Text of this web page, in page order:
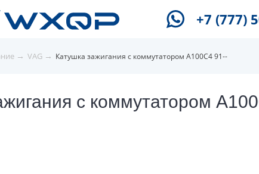
+7 (777)
→ VAG → Катушка зажигания с коммутатором A100C4 91--
с коммутатором